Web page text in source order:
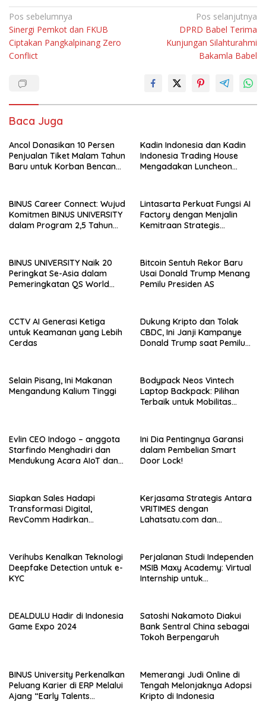
Navigasi
pos
Pos sebelumnya
Sinergi Pemkot dan FKUB
Ciptakan Pangkalpinang Zero
Conflict
Pos selanjutnya
DPRD Babel Terima
Kunjungan Silahturahmi
Bakamla Babel
Baca Juga
Ancol Donasikan 10 Persen
Penjualan Tiket Malam Tahun
Baru untuk Korban Bencana
Kadin Indonesia dan Kadin
Indonesia Trading House
Mengadakan Luncheon
Chamber of Commerce and
Industry (SMCCI)
BINUS Career Connect: Wujud
Komitmen BINUS UNIVERSITY
dalam Program 2,5 Tahun
Lintasarta Perkuat Fungsi AI
Factory dengan Menjalin
Kemitraan Strategis
BINUS UNIVERSITY Naik 20
Peringkat Se-Asia dalam
Pemeringkatan QS World
Bitcoin Sentuh Rekor Baru
Usai Donald Trump Menang
Pemilu Presiden AS
CCTV AI Generasi Ketiga
untuk Keamanan yang Lebih
Cerdas
Dukung Kripto dan Tolak
CBDC, Ini Janji Kampanye
Donald Trump saat Pemilu
Selain Pisang, Ini Makanan
Mengandung Kalium Tinggi
Bodypack Neos Vintech
Laptop Backpack: Pilihan
Terbaik untuk Mobilitas
Evlin CEO Indogo – anggota
Starfindo Menghadiri dan
Mendukung Acara AIoT dan
Ini Dia Pentingnya Garansi
dalam Pembelian Smart
Door Lock!
Siapkan Sales Hadapi
Transformasi Digital,
RevComm Hadirkan
Kerjasama Strategis Antara
VRITIMES dengan
Lahatsatu.com dan
Indonesia
Verihubs Kenalkan Teknologi
Deepfake Detection untuk e-
KYC
Perjalanan Studi Independen
MSIB Maxy Academy: Virtual
Internship untuk
DEALDULU Hadir di Indonesia
Game Expo 2024
Satoshi Nakamoto Diakui
Bank Sentral China sebagai
Tokoh Berpengaruh
BINUS University Perkenalkan
Peluang Karier di ERP Melalui
Ajang “Early Talents
Memerangi Judi Online di
Tengah Melonjaknya Adopsi
Kripto di Indonesia